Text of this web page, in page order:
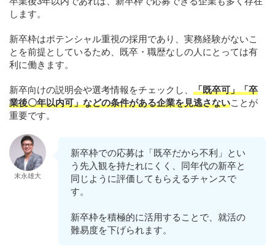
します。
新卒枠はポテンシャル重視の採用であり、実務経験がないこ
とを前提としているため、既卒・職歴なしの人にとっては有
利に働きます。
新卒向けの説明会や選考情報をチェックし、 「既卒可」「卒
業後〇年以内可」などの条件がある企業を見逃さないことが
重要です。
末永雄大
新卒枠での応募は「既卒だから不利」とい
う先入観を持たれにくく、同年代の新卒と
同じように評価してもらえるチャンスで
す。
新卒枠を積極的に活用することで、就活の
難易度を下げられます。